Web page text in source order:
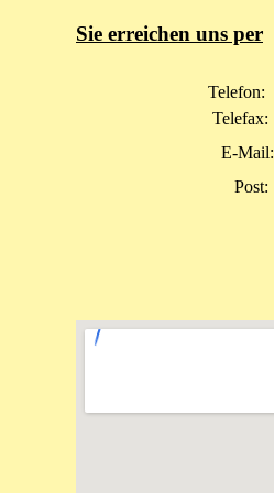
Sie erreichen uns per
Telefon:
Telefax:
E-Mail:
Post:
Straße des
D - 09337